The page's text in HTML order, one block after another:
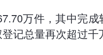
万件，其中完
记总量再次超过